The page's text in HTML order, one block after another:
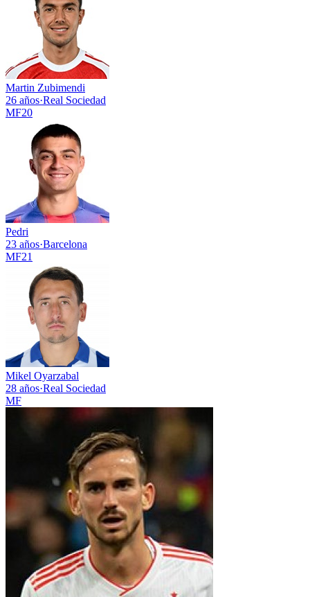
Martin Zubimendi
26 años·Real Sociedad
MF20
Pedri
23 años·Barcelona
MF21
Mikel Oyarzabal
28 años·Real Sociedad
MF